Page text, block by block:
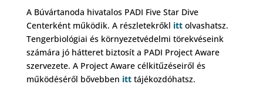
A Búvártanoda hivatalos PADI Five Star Dive
Centerként működik. A részletekrőkl itt olvashatsz.
Tengerbiológiai és környezetvédelmi törekvéseink
számára jó hátteret biztosít a PADI Project Aware
szervezete. A Project Aware célkitűzéseiről és
működéséről bővebben itt tájékozdóhatsz.